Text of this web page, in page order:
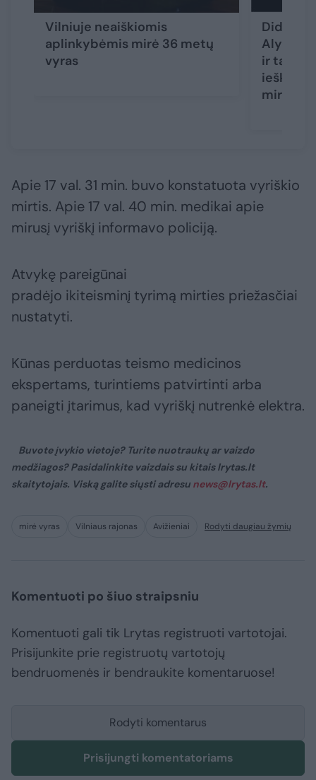
Vilniuje neaiškiomis
aplinkybėmis mirė 36 metų
vyras
Didžiulė
Alytaus
ir
ieškotas
miręs
Apie 17 val. 31 min. buvo konstatuota vyriškio
mirtis. Apie 17 val. 40 min. medikai apie
mirusį vyriškį informavo policiją.
Atvykę pareigūnai
pradėjo ikiteisminį tyrimą mirties priežasčiai
nustatyti.
Kūnas perduotas teismo medicinos
ekspertams, turintiems patvirtinti arba
paneigti įtarimus, kad vyriškį nutrenkė elektra.
Buvote įvykio vietoje? Turite nuotraukų ar vaizdo
medžiagos? Pasidalinkite vaizdais su kitais lrytas.lt
skaitytojais. Viską galite siųsti adresu news@lrytas.lt.
mirė vyras Vilniaus rajonas Avižieniai Rodyti daugiau žymių
Komentuoti po šiuo straipsniu
Komentuoti gali tik Lrytas registruoti vartotojai.
Prisijunkite prie registruotų vartotojų
bendruomenės ir bendraukite komentaruose!
Rodyti komentarus
Prisijungti komentatoriams